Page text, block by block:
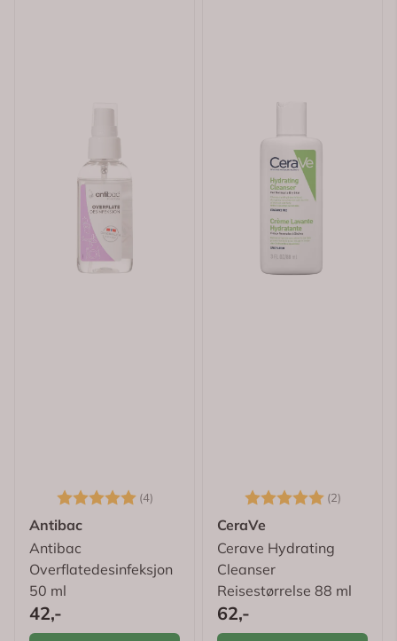
Karakter: (4)
5.0 av 5 mulige
Antibac
Antibac
Overflatedesinfeksjon
50 ml
42,-
Karakter: (2)
CeraVe
Cerave Hydrating
Cleanser
Reisestørrelse 88 ml
62,-